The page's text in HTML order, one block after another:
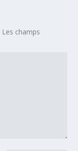
Les champs